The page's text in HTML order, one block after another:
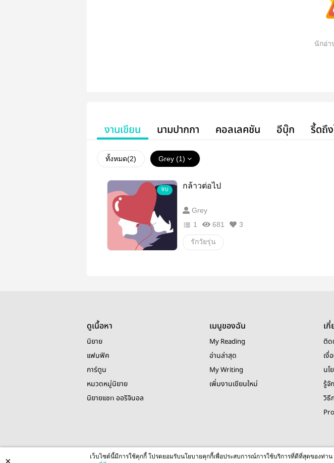
นักอ่า
งานเขียน นามปากกา คอลเลคชัน อีบุ๊ก รี้ดถึ
ทั้งหมด(2) Grey (1)
จบ กล้าวต่อไป
Grey
1
681 3
รักวัยรุ่น
ดูเนื้อหา
นิยาย
แฟนฟิค
การ์ตูน
หมวดหมู่นิยาย
นิยายแชท ออริจินอล
เมนูของฉัน
My Reading
อ่านล่าสุด
My Writing
เพิ่มงานเขียนใหม่
เ
ติด
เงื่
นโ
รู้จั
วิธี
© 2026 readAwrite.com by
This site is protected by reCAPTCHA and the
เว็บไซต์นี้มีการใช้คุกกี้ โปรดยอมรับนโยบายคุกกี้เพื่อประสบการณ์การใช้บริการที่ดีที่สุดของท่